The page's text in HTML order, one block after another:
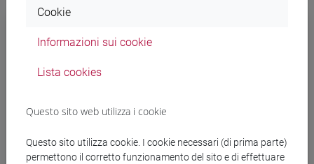
Cookie
Informazioni sui cookie
Lista cookies
Questo sito web utilizza i cookie
Questo sito utilizza cookie. I cookie necessari (di prima parte)
permettono il corretto funzionamento del sito e di effettuare